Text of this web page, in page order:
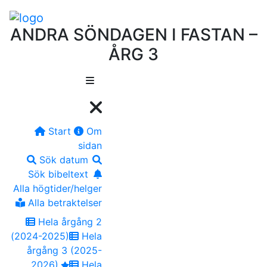
ANDRA SÖNDAGEN I FASTAN –
ÅRG 3
Start
Om
sidan
Sök datum
Sök bibeltext
Alla högtider/helger
Alla betraktelser
Hela årgång 2
(2024-2025)
Hela
årgång 3 (2025-
2026)
Hela